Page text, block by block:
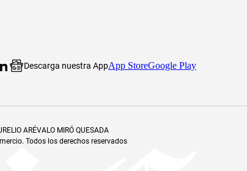
Descarga nuestra AppApp StoreGoogle Play
ARÉVALO MIRÓ QUESADA
Todos los derechos reservados